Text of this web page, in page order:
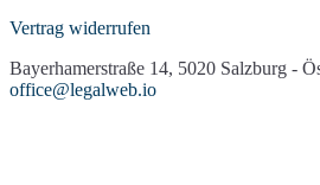
Vertrag widerrufen
Bayerhamerstraße 14, 5020 Salzburg -
office@legalweb.io